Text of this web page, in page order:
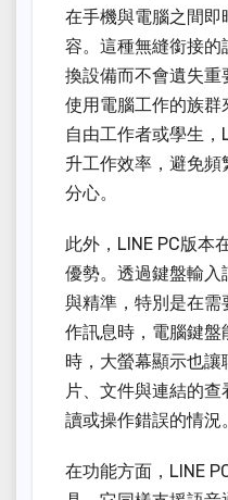
在手機與電腦之間即
容。這種無縫銜接的
換設備而不會遺失重
使用電腦工作的族群
自由工作者或學生，
升工作效率，避免
分心。
此外，LINE PC版本
優勢。透過鍵盤輸入
與精準，特別是在
作訊息時，電腦鍵盤
時，大螢幕顯示也讓
片、文件與連結的
讀或操作錯誤的情況。
在功能方面，LINE